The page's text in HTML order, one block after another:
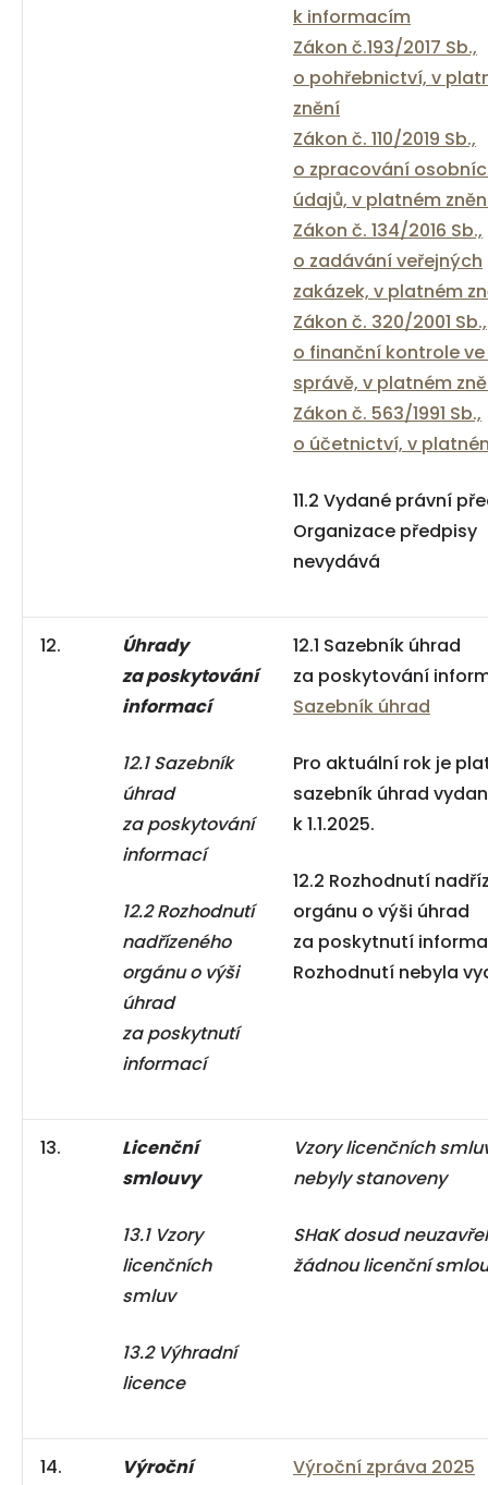
k informacím
Zákon č.193/2017 Sb.,
o pohřebnictví, v
znění
Zákon č. 110/2019 Sb.,
o zpracování
údajů, v platném
Zákon č. 134/2016 Sb.,
o zadávání veřejných
zakázek, v platném
Zákon č. 320/2001 Sb.,
o finanční kontrole
správě, v platném
Zákon č. 563/1991 Sb.,
o účetnictví, v
11.2 Vydané právní
Organizace předpisy
nevydává
12.
Úhrady
za poskytování
informací
12.1 Sazebník
úhrad
za poskytování
informací
12.2 Rozhodnutí
nadřízeného
orgánu o výši
úhrad
za poskytnutí
informací
12.1 Sazebník úhrad
za poskytování
Sazebník úhrad
Pro aktuální rok je
sazebník úhrad
k 1.1.2025.
12.2 Rozhodnutí
orgánu o výši úhrad
za poskytnutí
Rozhodnutí nebyla
13.
Licenční
smlouvy
13.1 Vzory
licenčních
smluv
13.2 Výhradní
licence
Vzory licenčních
nebyly stanoveny
SHaK dosud neuzavřel
žádnou licenční
14. Výroční Výroční zpráva 2025